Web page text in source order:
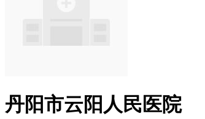
丹阳市云阳人民医院